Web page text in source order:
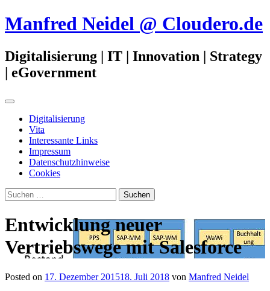
Zum
Inhalt
Manfred Neidel @ Cloudero.de
Digitalisierung | IT | Innovation | Strategy
| eGovernment
Primäres
Digitalisierung
Vita
Interessante Links
Impressum
Datenschutzhinweise
Cookies
Suchen
nach:
Entwicklung neuer
Vertriebswege mit Salesforce
Posted on 17. Dezember 201518. Juli 2018 von Manfred Neidel